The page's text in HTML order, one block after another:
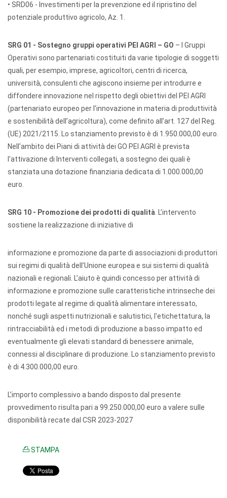
• SRD06 - Investimenti per la prevenzione ed il ripristino del
potenziale produttivo agricolo, Az. 1.
SRG 01 - Sostegno gruppi operativi PEI AGRI – GO – I Gruppi
Operativi sono partenariati costituiti da varie tipologie di soggetti
quali, per esempio, imprese, agricoltori, centri di ricerca,
università, consulenti che agiscono insieme per introdurre e
diffondere innovazione nel rispetto degli obiettivi del PEI AGRI
(partenariato europeo per l’innovazione in materia di produttività
e sostenibilità dell’agricoltura), come definito all’art. 127 del Reg.
(UE) 2021/2115. Lo stanziamento previsto è di 1.950.000,00 euro.
Nell'ambito dei Piani di attività dei GO PEI AGRI è prevista
l'attivazione di Interventi collegati, a sostegno dei quali è
stanziata una dotazione finanziaria dedicata di 1.000.000,00
euro.
SRG 10 - Promozione dei prodotti di qualità . L’intervento
sostiene la realizzazione di iniziative di
informazione e promozione da parte di associazioni di produttori
sui regimi di qualità dell’Unione europea e sui sistemi di qualità
nazionali e regionali. L’aiuto è quindi concesso per attività di
informazione e promozione sulle caratteristiche intrinseche dei
prodotti legate al regime di qualità alimentare interessato,
nonché sugli aspetti nutrizionali e salutistici, l'etichettatura, la
rintracciabilità ed i metodi di produzione a basso impatto ed
eventualmente gli elevati standard di benessere animale,
connessi al disciplinare di produzione. Lo stanziamento previsto
è di 4.300.000,00 euro.
L’importo complessivo a bando disposto dal presente
provvedimento risulta pari a 99.250.000,00 euro a valere sulle
disponibilità recate dal CSR 2023-2027
STAMPA